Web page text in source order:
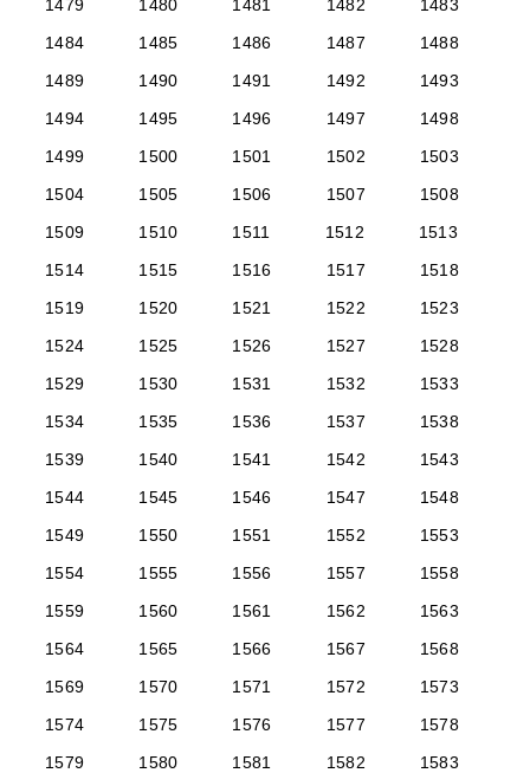
1479 1480 1481 1482
1483
1484
1485 1486 1487
1488
1489
1490 1491 1492
1493
1494
1495 1496 1497
1498
1499
1500 1501 1502
1503
1504
1505 1506 1507
1508
1509
1510 1511 1512
1513
1514
1515 1516 1517
1518
1519
1520 1521 1522
1523
1524
1525 1526 1527
1528
1529
1530 1531 1532
1533
1534
1535 1536 1537
1538
1539
1540 1541 1542
1543
1544
1545 1546 1547
1548
1549
1550 1551 1552
1553
1554
1555 1556 1557
1558
1559
1560 1561 1562
1563
1564
1565 1566 1567
1568
1569
1570 1571 1572
1573
1574
1575 1576 1577
1578
1579
1580 1581 1582
1583